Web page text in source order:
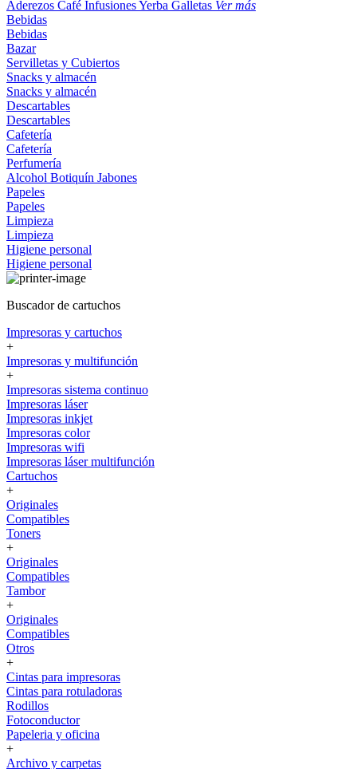
Aderezos Café InfusionesYerba Galletas Ver más
Bebidas
Bebidas
Bazar
Servilletas y Cubiertos
Snacks y almacén
Snacks y almacén
Descartables
Descartables
Cafetería
Cafetería
Perfumería
Alcohol Botiquín Jabones
Papeles
Papeles
Limpieza
Limpieza
Higiene personal
Higiene personal
Buscador de cartuchos
Impresoras y cartuchos
+
Impresoras y multifunción
+
Impresoras sistema continuo
Impresoras láser
Impresoras inkjet
Impresoras color
Impresoras wifi
Impresoras láser multifunción
Cartuchos
+
Originales
Compatibles
Toners
+
Originales
Compatibles
Tambor
+
Originales
Compatibles
Otros
+
Cintas para impresoras
Cintas para rotuladoras
Rodillos
Fotoconductor
Papeleria y oficina
+
Archivo y carpetas